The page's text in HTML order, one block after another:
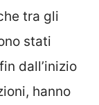
tra gli
stati
dall’inizio
hanno